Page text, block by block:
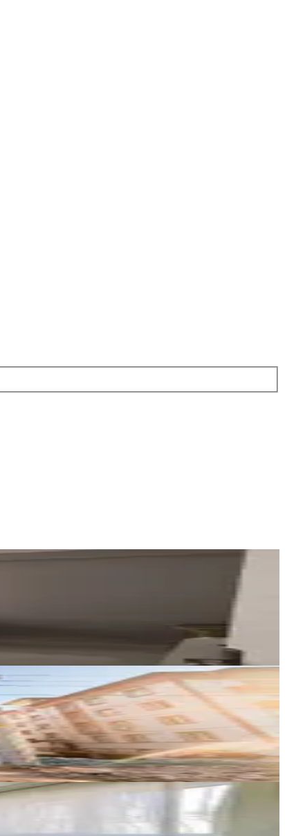
Ömer Güney
Germenicia Gayrimenkul Celalettin Yarpuz
Ara
YENİ ROTA İNŞAAT EMLAK